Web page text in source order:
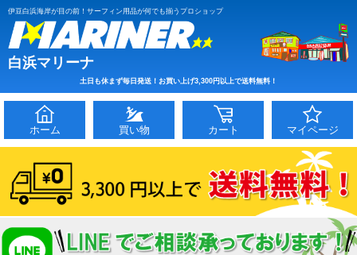
伊豆白浜海岸が目の前！サーフィン用品が何でも揃うプロショップ
白浜マリーナ
土日も休まず毎日発送！お買い上げ3,300円以上で送料無料！
ホーム 買い物 カート マイページ